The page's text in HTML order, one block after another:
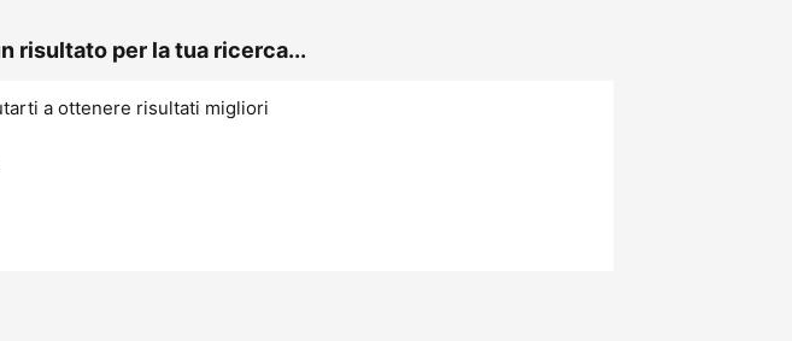
risultato per la tua ricerca...
a ottenere risultati migliori